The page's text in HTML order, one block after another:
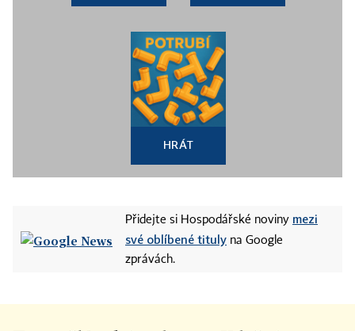
HRÁT
Přidejte si Hospodářské noviny mezi
své oblíbené tituly na Google
zprávách.